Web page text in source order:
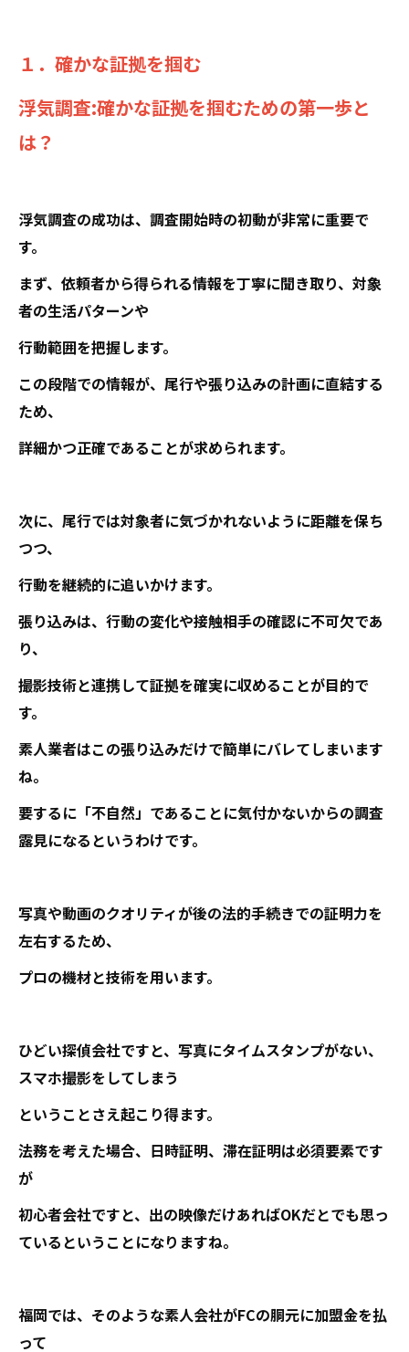
１．確かな証拠を掴む
浮気調査:確かな証拠を掴むための第一歩と
は？
浮気調査の成功は、調査開始時の初動が非常に重要で
す。
まず、依頼者から得られる情報を丁寧に聞き取り、対象
者の生活パターンや
行動範囲を把握します。
この段階での情報が、尾行や張り込みの計画に直結する
ため、
詳細かつ正確であることが求められます。
次に、尾行では対象者に気づかれないように距離を保ち
つつ、
行動を継続的に追いかけます。
張り込みは、行動の変化や接触相手の確認に不可欠であ
り、
撮影技術と連携して証拠を確実に収めることが目的で
す。
素人業者はこの張り込みだけで簡単にバレてしまいます
ね。
要するに「不自然」であることに気付かないからの調査
露見になるというわけです。
写真や動画のクオリティが後の法的手続きでの証明力を
左右するため、
プロの機材と技術を用います。
ひどい探偵会社ですと、写真にタイムスタンプがない、
スマホ撮影をしてしまう
ということさえ起こり得ます。
法務を考えた場合、日時証明、滞在証明は必須要素です
が
初心者会社ですと、出の映像だけあればОKだとでも思っ
ているということになりますね。
福岡では、そのような素人会社がFCの胴元に加盟金を払
って